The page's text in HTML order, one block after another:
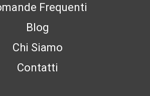
Frequenti
Blog
Chi Siamo
Contatti